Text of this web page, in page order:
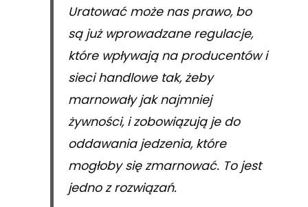
Uratować może nas prawo, bo
są już wprowadzane regulacje,
które wpływają na producentów i
sieci handlowe tak, żeby
marnowały jak najmniej
żywności, i zobowiązują je do
oddawania jedzenia, które
mogłoby się zmarnować. To jest
jedno z rozwiązań.